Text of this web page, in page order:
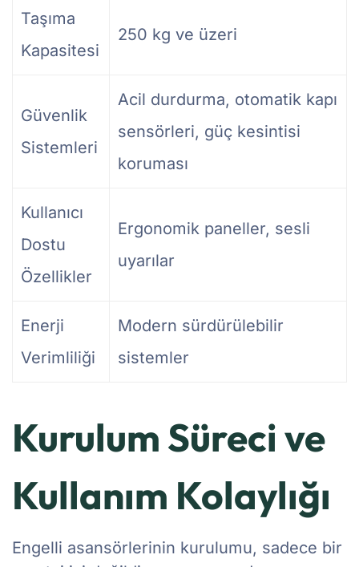
Taşıma
Kapasitesi
250 kg ve üzeri
Güvenlik
Sistemleri
Acil durdurma, otomatik kapı
sensörleri, güç kesintisi
koruması
Kullanıcı
Dostu
Özellikler
Ergonomik paneller, sesli
uyarılar
Enerji
Verimliliği
Modern sürdürülebilir
sistemler
Kurulum Süreci ve
Kullanım Kolaylığı
Engelli asansörlerinin kurulumu, sadece bir